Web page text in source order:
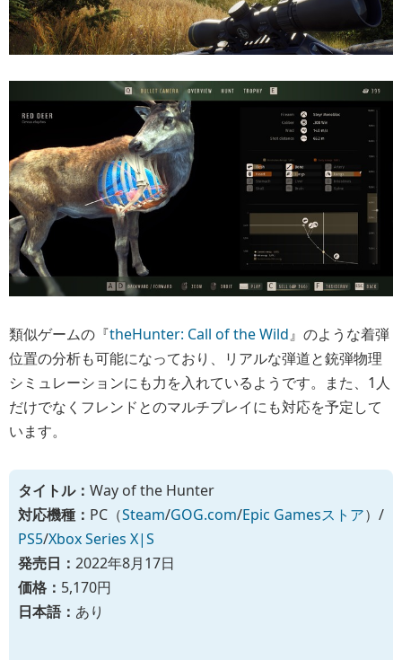
類似ゲームの『theHunter: Call of the Wild』のような着弾
位置の分析も可能になっており、リアルな弾道と銃弾物理
シミュレーションにも力を入れているようです。また、1人
だけでなくフレンドとのマルチプレイにも対応を予定して
います。
タイトル： Way of the Hunter
対応機種： PC（Steam/GOG.com/Epic Gamesストア）/
PS5/Xbox Series X|S
発売日： 2022年8月17日
価格： 5,170円
日本語： あり